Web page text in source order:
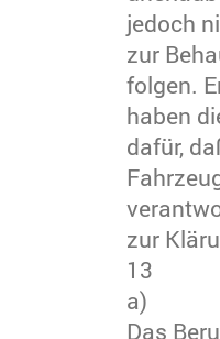
jedoch
zur
folgen.
haben
dafür,
zur
13
a)
Das